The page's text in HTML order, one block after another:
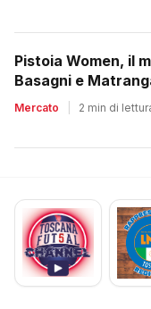
Pistoia Women, il
Basagni e
Nico Lami
Mercato 2 min di